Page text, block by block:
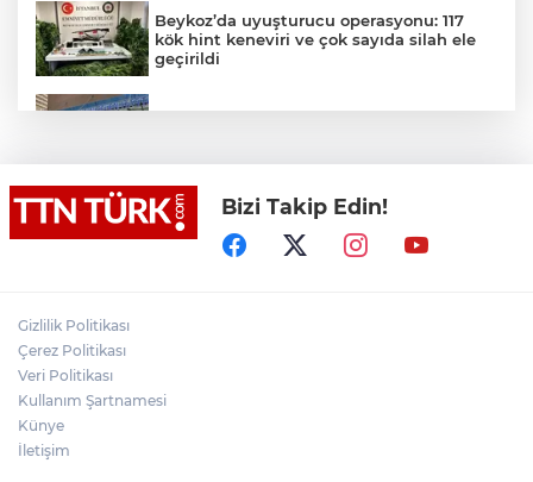
Beykoz’da uyuşturucu operasyonu: 117
kök hint keneviri ve çok sayıda silah ele
geçirildi
Denize girmeyin uyarısına aldırış
etmeyen 14 yaşındaki çocuk dalgalara
kapılarak kayboldu
Netanyahu, Hamas’ın
silahsızlandırılmasına yönelik 15
Bizi Takip Edin!
Gizlilik Politikası
Çerez Politikası
Veri Politikası
Kullanım Şartnamesi
Künye
İletişim